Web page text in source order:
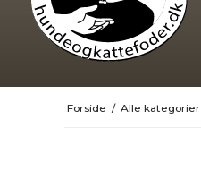
Forside / Alle kategorier